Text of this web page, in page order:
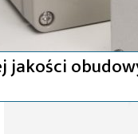
jakości